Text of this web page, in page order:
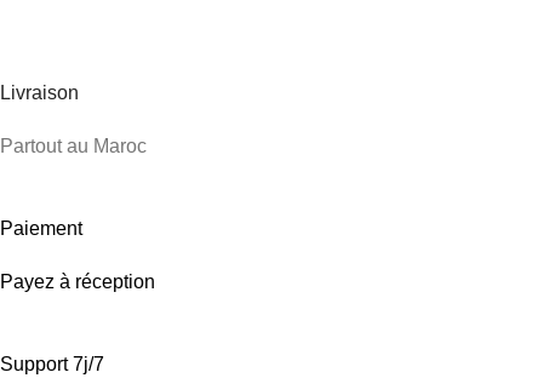
Livraison
Partout au Maroc
Paiement
Payez à réception
Support 7j/7